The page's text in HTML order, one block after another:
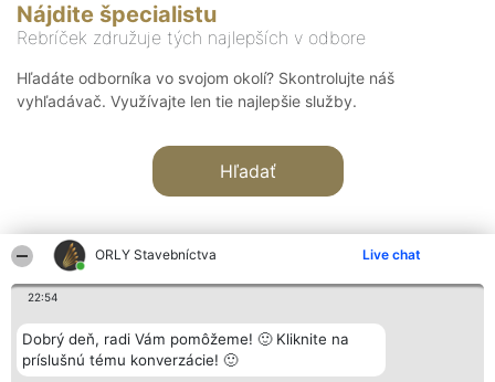
ORLY Stavebníctva Live chat
22:54
Dobrý deň, radi Vám pomôžeme! 🙂 Kliknite na
príslušnú tému konverzácie! 🙂
Nájdite špecialistu
Rebríček združuje tých najlepších v odbore
Hľadáte odborníka vo svojom okolí? Skontrolujte náš
vyhľadávač. Využívajte len tie najlepšie služby.
Hľadať
Organizátor hodnotenia
Bright Side Solutions sp. z o.
o. sp. k.
Hodnotenie
Laureáti
Lista
Kontakt
Kontakt